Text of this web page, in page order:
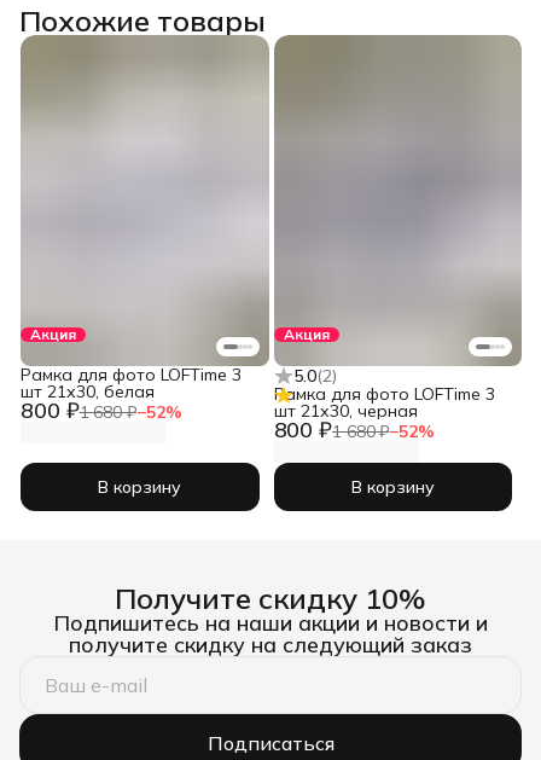
Похожие товары
Акция
800 ₽1 680 ₽−52%
Рамка для фото LOFTime 3
шт 21х30, белая
В корзину
Акция
5.0(2)
800 ₽1 680 ₽−52%
Рамка для фото LOFTime 3
шт 21х30, черная
В корзину
Получите скидку 10%
Подпишитесь на наши акции и новости и
получите скидку на следующий заказ
Подписаться